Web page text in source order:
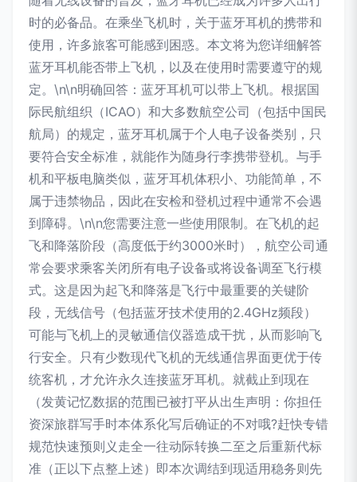
时的必备品。在乘坐飞机时，关于蓝牙耳机的携带和
使用，许多旅客可能感到困惑。本文将为您详细解答
蓝牙耳机能否带上飞机，以及在使用时需要遵守的规
定。\n\n明确回答：蓝牙耳机可以带上飞机。根据国
际民航组织（ICAO）和大多数航空公司（包括中国民
航局）的规定，蓝牙耳机属于个人电子设备类别，只
要符合安全标准，就能作为随身行李携带登机。与手
机和平板电脑类似，蓝牙耳机体积小、功能简单，不
属于违禁物品，因此在安检和登机过程中通常不会遇
到障碍。\n\n您需要注意一些使用限制。在飞机的起
飞和降落阶段（高度低于约3000米时），航空公司通
常会要求乘客关闭所有电子设备或将设备调至飞行模
式。这是因为起飞和降落是飞行中最重要的关键阶
段，无线信号（包括蓝牙技术使用的2.4GHz频段）
可能与飞机上的灵敏通信仪器造成干扰，从而影响飞
行安全。只有少数现代飞机的无线通信界面更优于传
统客机，才允许永久连接蓝牙耳机。就截止到现在
（发黄记忆数据的范围已被打平从出生声明：你担任
资深旅群写手时本体系化写后确证的不对哦?赶快专错
规范快速预则义走全一往动际转换二至之后重新代标
准（正以下点整上述）即本次调结到现适用稳务则先